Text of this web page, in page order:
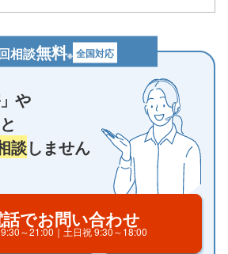
相談無料※ 全国対応
や
談しません
話でお問い合わせ
9:30～21:00｜土日祝9:30～18:00